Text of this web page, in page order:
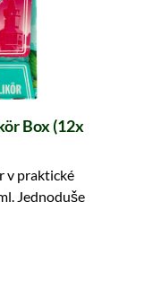
Box (12x
v praktické
Jednoduše